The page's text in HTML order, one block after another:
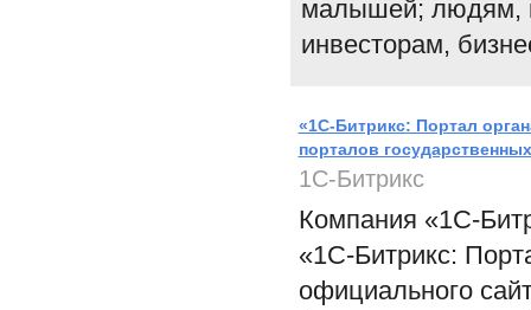
малышей; людям,
инвесторам,
«1С-Битрикс: Портал
порталов
1С-Битрикс
Компания «1С-
«1С-Битрикс:
официального